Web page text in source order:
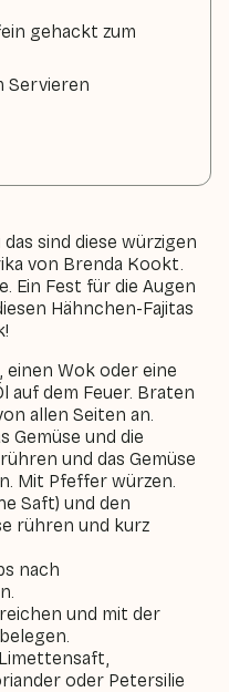
gehackt zum
Servieren
sind diese würzigen
von Brenda Kookt.
Ein Fest für die Augen
Hähnchen-Fajitas
einen Wok oder eine
auf dem Feuer. Braten
allen Seiten an.
Gemüse und die
und das Gemüse
Mit Pfeffer würzen.
Saft) und den
rühren und kurz
nach
und mit der
oder Petersilie